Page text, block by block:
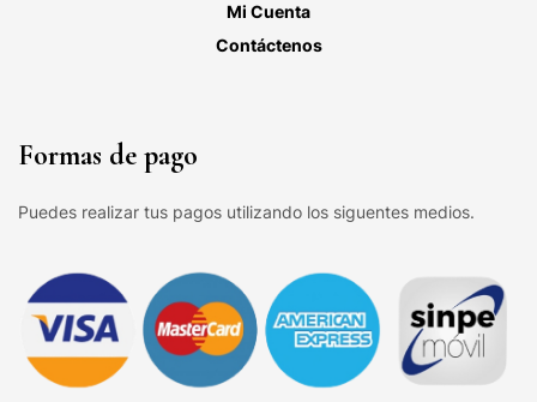
Mi Cuenta
Contáctenos
Formas de pago
Puedes realizar tus pagos utilizando los siguentes medios.